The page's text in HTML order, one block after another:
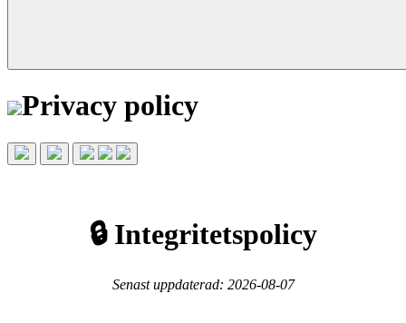
Privacy policy
🔒 Integritetspolicy
Senast uppdaterad: 2026-08-07